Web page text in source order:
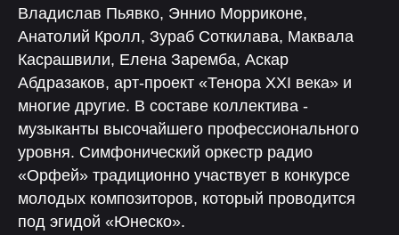
Владислав Пьявко, Эннио Морриконе,
Анатолий Кролл, Зураб Соткилава, Маквала
Касрашвили, Елена Заремба, Аскар
Абдразаков, арт-проект «Тенора XXI века» и
многие другие. В составе коллектива -
музыканты высочайшего профессионального
уровня. Симфонический оркестр радио
«Орфей» традиционно участвует в конкурсе
молодых композиторов, который проводится
под эгидой «Юнеско».